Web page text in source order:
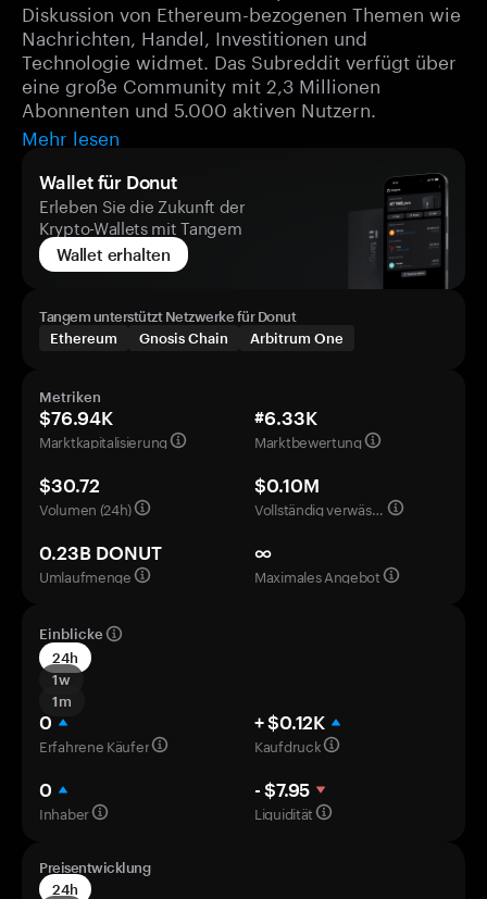
Diskussion von Ethereum-bezogenen Themen wie
Nachrichten, Handel, Investitionen und
Technologie widmet. Das Subreddit verfügt über
eine große Community mit 2,3 Millionen
Abonnenten und 5.000 aktiven Nutzern.
Mehr lesen
Wallet für Donut
Erleben Sie die Zukunft der
Krypto-Wallets mit Tangem
Wallet erhalten
Tangem unterstützt Netzwerke für Donut
Ethereum
Gnosis Chain Arbitrum One
Metriken
$76.94K
Marktkapitalisierung
#6.33K
Marktbewertung
$30.72
Volumen (24h)
$0.10M
Vollständig verwässerte Bewertung
0.23B DONUT
Umlaufmenge
∞
Maximales Angebot
Einblicke
24h
1w
1m
0
Erfahrene Käufer
+ $0.12K
Kaufdruck
0
Inhaber
- $7.95
Liquidität
Preisentwicklung
24h